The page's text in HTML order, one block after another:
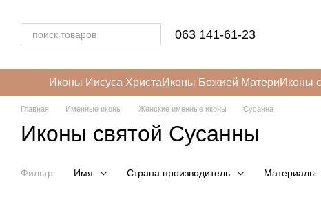
063 141-61-23
Иконы Иисуса ХристаИконы Божией МатериИконы
Главная Именные иконы Женские именные иконы Сусанна
Иконы святой Сусанны
Фильтр Имя Страна производитель Материалы